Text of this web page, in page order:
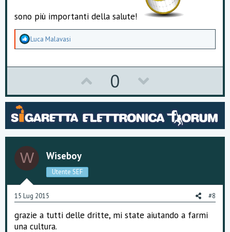
sono più importanti della salute!
A
a
m
e
n
t
i
:
Luca Malavasi
p
v
o
0
o
w
n
t
e
W Wiseboy
Utente SEF
15 Lug 2015 #8
grazie a tutti delle dritte, mi state aiutando a farmi
una cultura.